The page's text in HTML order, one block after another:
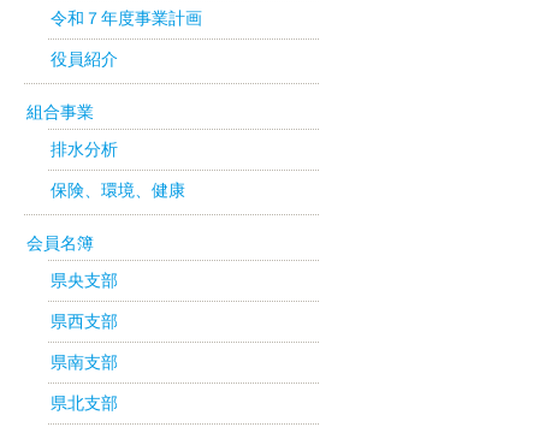
令和７年度事業計画
役員紹介
組合事業
排水分析
保険、環境、健康
会員名簿
県央支部
県西支部
県南支部
県北支部